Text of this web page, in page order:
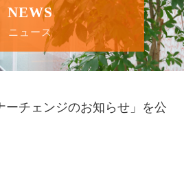
NEWS
ニュース
ーチェンジのお知らせ」を公